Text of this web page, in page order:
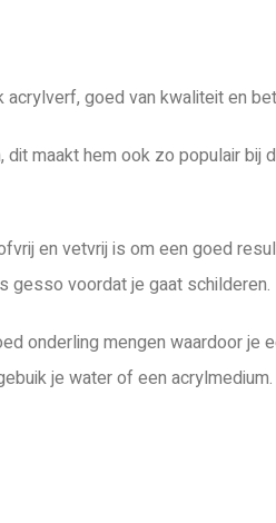
goed van kwaliteit en
maakt hem ook zo populair bij
en vetvrij is om een goed
gesso voordat je gaat schilderen.
onderling mengen waardoor je
je water of een acrylmedium.